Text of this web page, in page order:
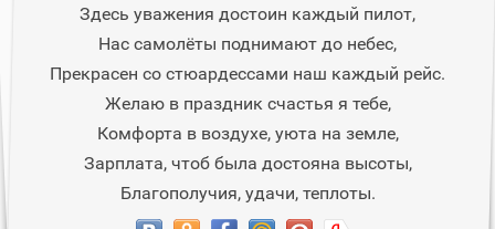
Здесь уважения достоин каждый пилот,
Нас самолёты поднимают до небес,
Прекрасен со стюардессами наш каждый рейс.
Желаю в праздник счастья я тебе,
Комфорта в воздухе, уюта на земле,
Зарплата, чтоб была достояна высоты,
Благополучия, удачи, теплоты.